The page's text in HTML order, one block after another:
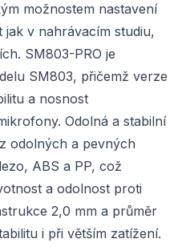
možnostem nastavení
v nahrávacím studiu,
SM803-PRO je
SM803, přičemž verze
a nosnost
Odolná a stabilní
odolných a pevných
ABS a PP, což
a odolnost proti
2,0 mm a průměr
i při větším zatížení.